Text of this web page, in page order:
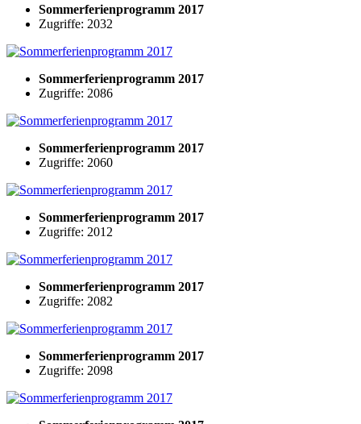
Sommerferienprogramm 2017
Zugriffe: 2032
Sommerferienprogramm 2017
Zugriffe: 2086
Sommerferienprogramm 2017
Zugriffe: 2060
Sommerferienprogramm 2017
Zugriffe: 2012
Sommerferienprogramm 2017
Zugriffe: 2082
Sommerferienprogramm 2017
Zugriffe: 2098